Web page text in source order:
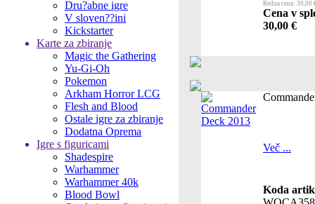
Dru?abne igre
V sloven??ini
Kickstarter
Karte za zbiranje
Magic the Gathering
Yu-Gi-Oh
Pokemon
Arkham Horror LCG
Flesh and Blood
Ostale igre za zbiranje
Dodatna Oprema
Igre s figuricami
Shadespire
Warhammer
Warhammer 40k
Blood Bowl
Redna cena: 30,00
Cena v
30,00 €
Več ...
Koda